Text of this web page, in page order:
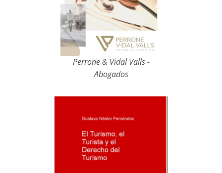
Perrone & Vidal Valls -
Abogados